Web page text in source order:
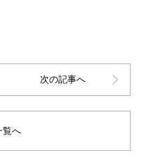
次の記事へ
覧へ